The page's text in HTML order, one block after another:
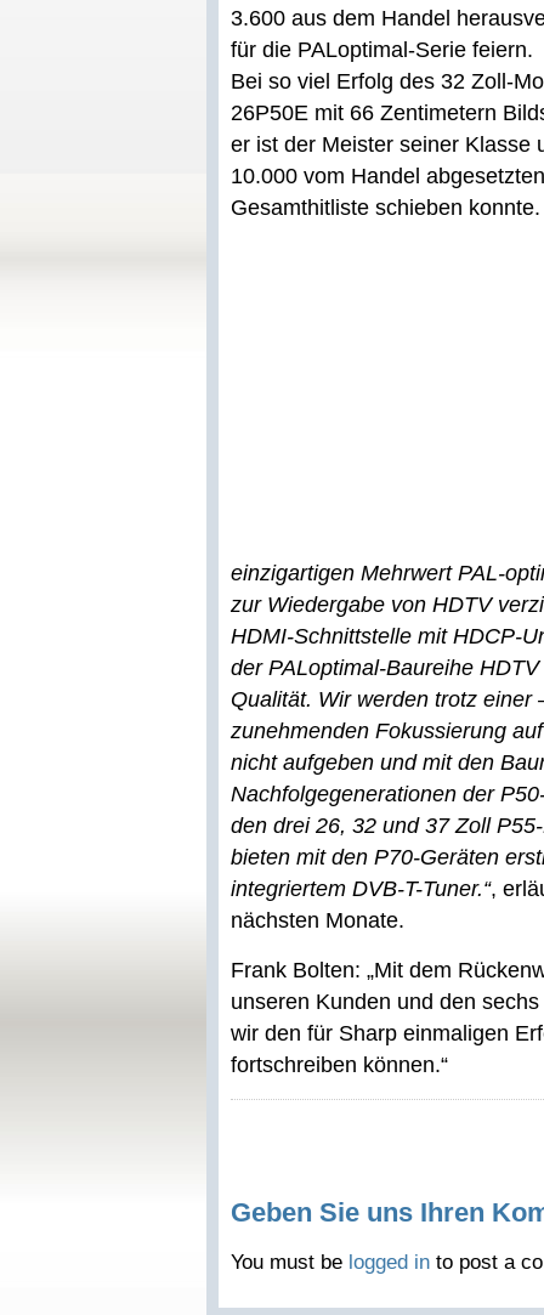
3.600 aus dem Handel
für die PALoptimal-Serie feiern.
Bei so viel Erfolg des 32 Zoll-
26P50E mit 66 Zentimetern
er ist der Meister seiner Klasse
10.000 vom Handel
Gesamthitliste schieben konnte.
einzigartigen Mehrwert PAL-
zur Wiedergabe von HDTV
HDMI-Schnittstelle mit HDCP-
der PALoptimal-Baureihe
Qualität. Wir werden trotz einer
zunehmenden Fokussierung
nicht aufgeben und mit den
Nachfolgegenerationen der
den drei 26, 32 und 37 Zoll
bieten mit den P70-Geräten
integriertem DVB-T-Tuner.“,
nächsten Monate.
Frank Bolten: „Mit dem
unseren Kunden und den
wir den für Sharp einmaligen
fortschreiben können.“
Geben Sie uns Ihren
You must be logged in to post a